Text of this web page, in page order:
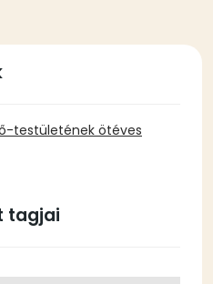
testületének ötéves
tagjai